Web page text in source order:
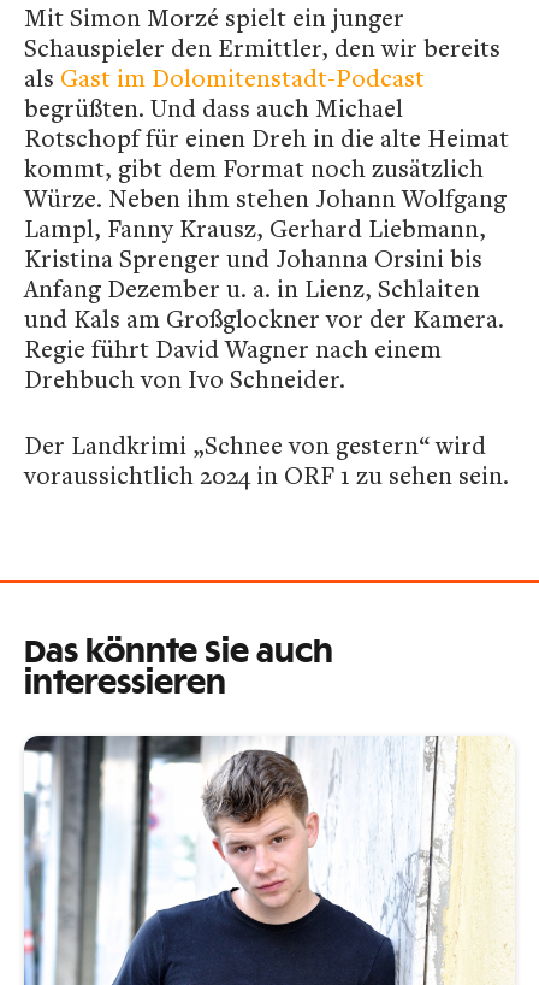
Mit Simon Morzé spielt ein junger
Schauspieler den Ermittler, den wir bereits
als Gast im Dolomitenstadt-Podcast
begrüßten. Und dass auch Michael
Rotschopf für einen Dreh in die alte Heimat
kommt, gibt dem Format noch zusätzlich
Würze. Neben ihm stehen Johann Wolfgang
Lampl, Fanny Krausz, Gerhard Liebmann,
Kristina Sprenger und Johanna Orsini bis
Anfang Dezember u. a. in Lienz, Schlaiten
und Kals am Großglockner vor der Kamera.
Regie führt David Wagner nach einem
Drehbuch von Ivo Schneider.
Der Landkrimi „Schnee von gestern“ wird
voraussichtlich 2024 in ORF 1 zu sehen sein.
Das könnte Sie auch
interessieren